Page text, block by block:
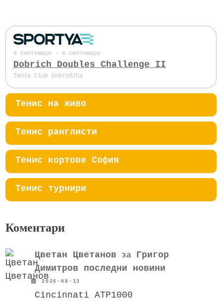
4 септември - 6 септември
Dobrich Doubles Challenge II
Tenis Club Dobrudzha
Тенис на живо
Тенис ранглисти
Тенис кортове София
Тенис турнири
Коментари
Цветан Цветанов за Григор
Димитров последни новини
2026-08-13
Cincinnati ATP1000